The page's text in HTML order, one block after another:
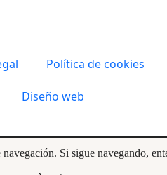
Política de cookies
Diseño web
Si sigue navegando,